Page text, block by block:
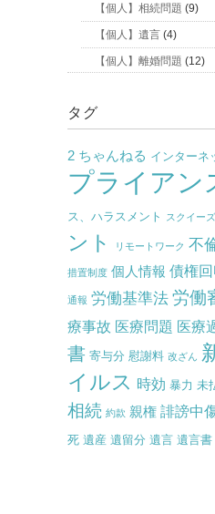
【個人】相続問題 (9)
【個人】遺言 (4)
【個人】離婚問題 (12)
タグ
2 ちゃんねる インターネ
プライアン
ス、ハラスメント スクイー
ント
リモートワーク 不
措置制度 個人情報 債権回
通報 労働基準法 労働
療事故 医療問題 医療
書 寄与分 慰謝料 改ざん
イルス 時効 暴力 未
相続 約款 親権 誹謗中
死 遺産 遺留分 遺言 遺言書